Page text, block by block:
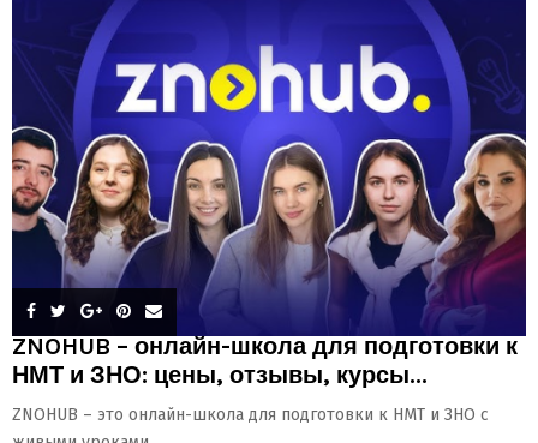
ZNOHUB – онлайн-школа для подготовки к
НМТ и ЗНО: цены, отзывы, курсы...
ZNOHUB – это онлайн-школа для подготовки к НМТ и ЗНО с